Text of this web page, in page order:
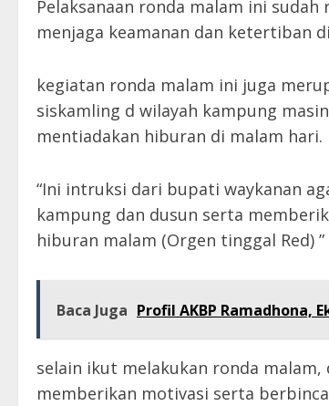
Pelaksanaan ronda malam ini
menjaga keamanan dan ketertiban
kegiatan ronda malam ini juga
siskamling d wilayah kampung
mentiadakan hiburan di malam hari.
“Ini intruksi dari bupati waykanan
kampung dan dusun serta
hiburan malam (Orgen tinggal Red)
Baca Juga Profil AKBP Ramadhona,
selain ikut melakukan ronda
memberikan motivasi serta